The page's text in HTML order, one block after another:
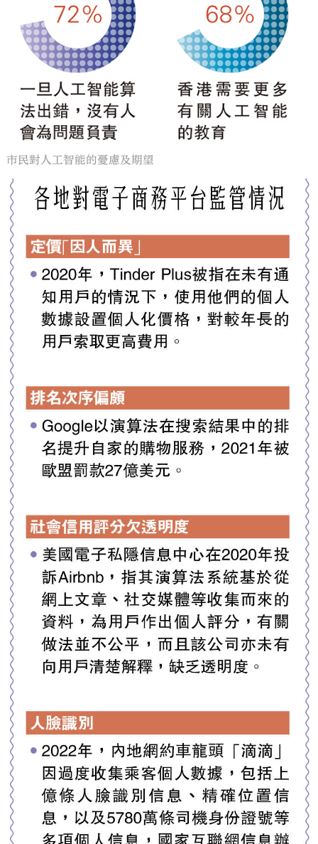
市民對人工智能的憂慮及期望